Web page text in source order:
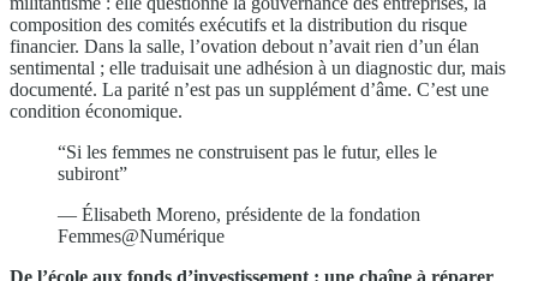
composition des comités exécutifs et la distribution du risque
financier. Dans la salle, l’ovation debout n’avait rien d’un élan
sentimental ; elle traduisait une adhésion à un diagnostic dur, mais
documenté. La parité n’est pas un supplément d’âme. C’est une
condition économique.
“Si les femmes ne construisent pas le futur, elles le
subiront”
— Élisabeth Moreno, présidente de la fondation
Femmes@Numérique